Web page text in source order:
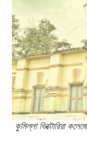
কুমিল্লা ভিক্টোরিয়া